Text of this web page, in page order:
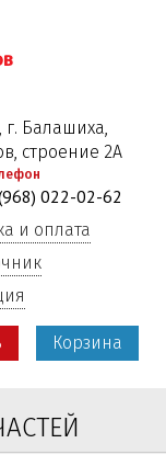
г. Балашиха,
строение 2А
022-02-62
и оплата
Корзина